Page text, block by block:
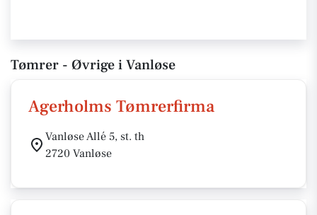
Tømrer - Øvrige i Vanløse
Agerholms Tømrerfirma
Vanløse Allé 5, st. th
2720 Vanløse